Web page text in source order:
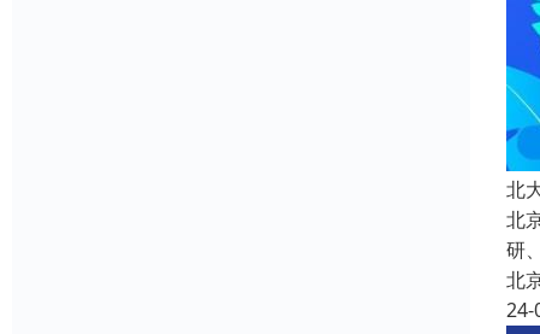
北
北
研
北
24-